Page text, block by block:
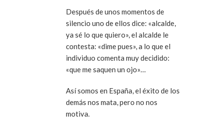
Después de unos momentos de
silencio uno de ellos dice: «alcalde,
ya sé lo que quiero», el alcalde le
contesta: «dime pues», a lo que el
individuo comenta muy decidido:
«que me saquen un ojo»…
Así somos en España, el éxito de los
demás nos mata, pero no nos
motiva.